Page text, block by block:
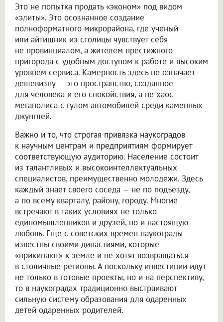
Это не попытка продать «эконом» под видом
«элиты». Это осознанное создание
полноформатного микрорайона, где ученый
или айтишник из столицы чувствует себя
не провинциалом, а жителем престижного
пригорода с удобным доступом к работе и высоким
уровнем сервиса. Камерность здесь не означает
дешевизну — это пространство, созданное
для человека и его спокойствия, а не хаос
мегаполиса с гулом автомобилей среди каменных
джунглей.
Важно и то, что строгая привязка наукоградов
к научным центрам и предприятиям формирует
соответствующую аудиторию. Население состоит
из талантливых и высокоинтеллектуальных
специалистов, преимущественно молодежи. Здесь
каждый знает своего соседа — не по подъезду,
а по всему кварталу, району, городу. Многие
встречают в таких условиях не только
единомышленников и друзей, но и настоящую
любовь. Еще с советских времен наукограды
известны своими династиями, которые
«прикипают» к земле и не хотят возвращаться
в столичные регионы. А поскольку инвестиции идут
не только в готовые проекты, но и на перспективу,
то в наукоградах традиционно выстраивают
сильную систему образования для одаренных
детей одаренных родителей.